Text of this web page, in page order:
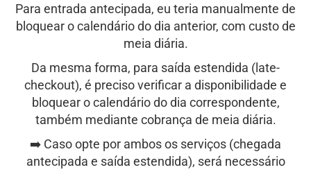
Para entrada antecipada, eu teria manualmente de
bloquear o calendário do dia anterior, com custo de
meia diária.
Da mesma forma, para saída estendida (late-
checkout), é preciso verificar a disponibilidade e
bloquear o calendário do dia correspondente,
também mediante cobrança de meia diária.
➡️ Caso opte por ambos os serviços (chegada
antecipada e saída estendida), será necessário